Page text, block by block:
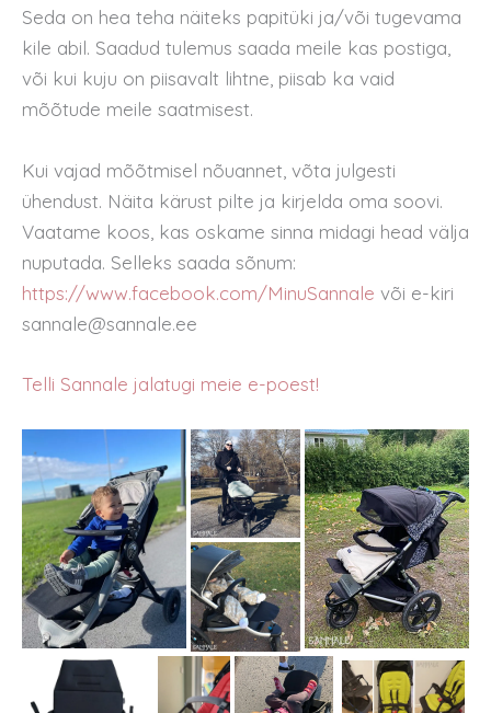
Seda on hea teha näiteks papitüki ja/või tugevama
kile abil. Saadud tulemus saada meile kas postiga,
või kui kuju on piisavalt lihtne, piisab ka vaid
mõõtude meile saatmisest.
Kui vajad mõõtmisel nõuannet, võta julgesti
ühendust. Näita kärust pilte ja kirjelda oma soovi.
Vaatame koos, kas oskame sinna midagi head välja
nuputada. Selleks saada sõnum:
https://www.facebook.com/MinuSannale või e-kiri
sannale@sannale.ee
Telli Sannale jalatugi meie e-poest!